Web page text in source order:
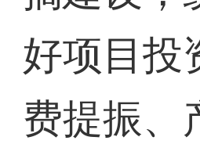
好项目投
费提振、